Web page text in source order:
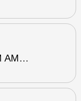
AM…